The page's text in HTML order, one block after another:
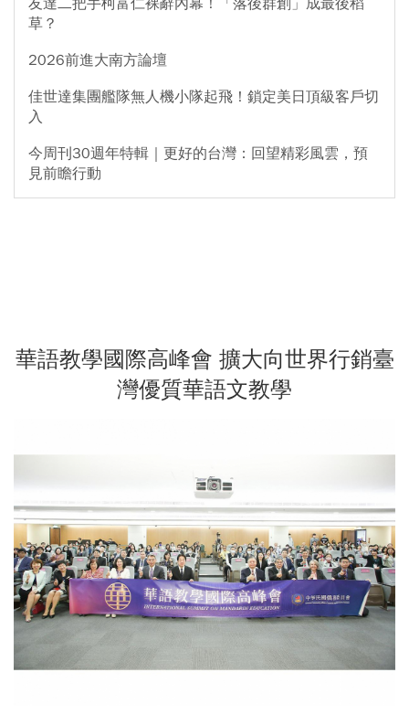
友達二把手柯富仁裸辭內幕！「落後群創」成最後稻
草？
2026前進大南方論壇
佳世達集團艦隊無人機小隊起飛！鎖定美日頂級客戶切
入
今周刊30週年特輯｜更好的台灣：回望精彩風雲，預
見前瞻行動
華語教學國際高峰會 擴大向世界行銷臺
灣優質華語文教學